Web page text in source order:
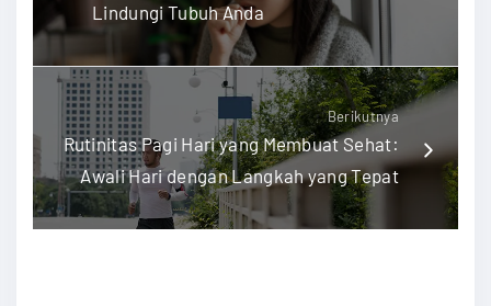
Lindungi Tubuh Anda
Berikutnya
Rutinitas Pagi Hari yang Membuat Sehat:
Awali Hari dengan Langkah yang Tepat